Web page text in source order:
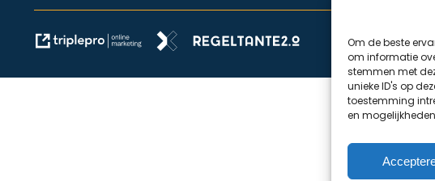
Om de beste
om informatie
stemmen met
unieke ID's op
toestemming
en